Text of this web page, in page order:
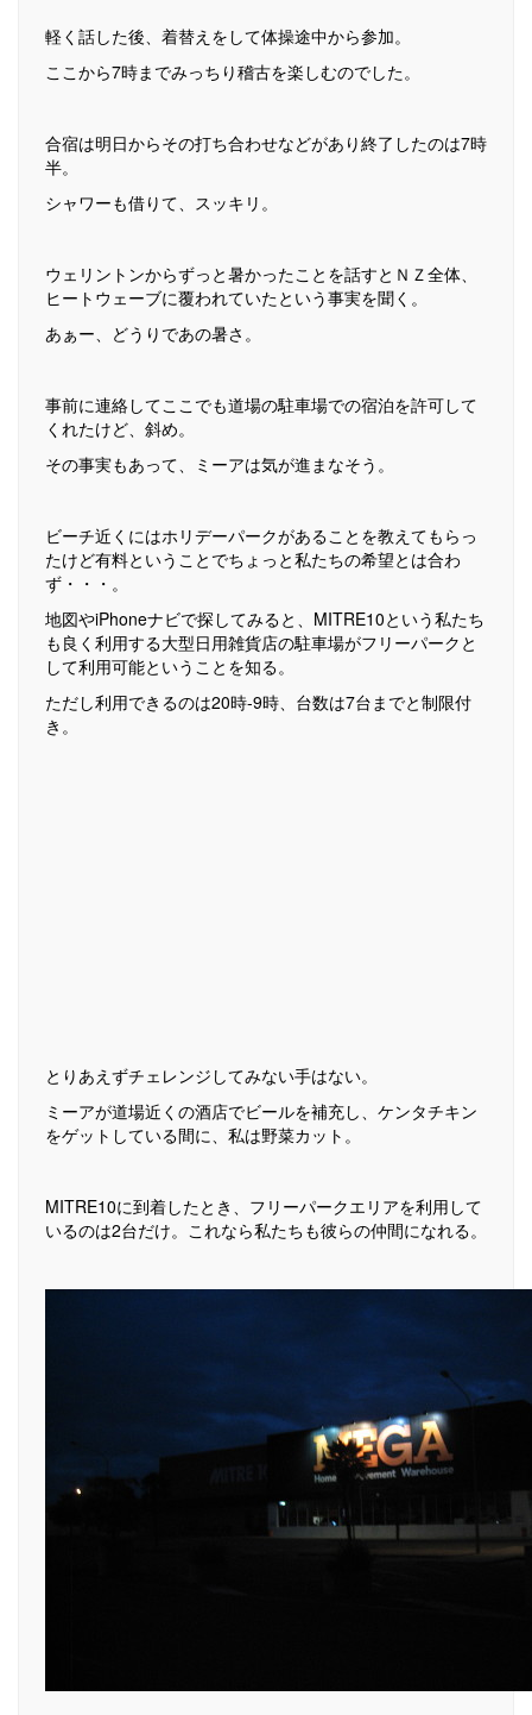
軽く話した後、着替えをして体操途中から参加。
ここから7時までみっちり稽古を楽しむのでした。
合宿は明日からその打ち合わせなどがあり終了したのは7時
半。
シャワーも借りて、スッキリ。
ウェリントンからずっと暑かったことを話すとＮＺ全体、
ヒートウェーブに覆われていたという事実を聞く。
あぁー、どうりであの暑さ。
事前に連絡してここでも道場の駐車場での宿泊を許可して
くれたけど、斜め。
その事実もあって、ミーアは気が進まなそう。
ビーチ近くにはホリデーパークがあることを教えてもらっ
たけど有料ということでちょっと私たちの希望とは合わ
ず・・・。
地図やiPhoneナビで探してみると、MITRE10という私たち
も良く利用する大型日用雑貨店の駐車場がフリーパークと
して利用可能ということを知る。
ただし利用できるのは20時-9時、台数は7台までと制限付
き。
とりあえずチェレンジしてみない手はない。
ミーアが道場近くの酒店でビールを補充し、ケンタチキン
をゲットしている間に、私は野菜カット。
MITRE10に到着したとき、フリーパークエリアを利用して
いるのは2台だけ。これなら私たちも彼らの仲間になれる。